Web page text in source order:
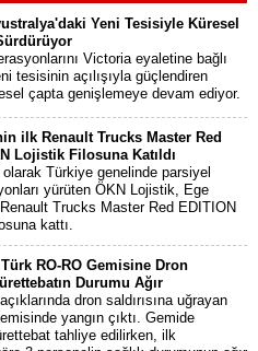
Yeni Tesisiyle Küresel
Victoria eyaletine bağlı
tesisinin açılışıyla güçlendiren
çapta genişlemeye devam ediyor.
ilk Renault Trucks Master Red
Lojistik Filosuna Katıldı
Türkiye genelinde parsiyel
yürüten ÖKN Lojistik, Ege
Trucks Master Red EDITION
kattı.
RO-RO Gemisine Dron
Durumu Ağır
dron saldırısına uğrayan
yangın çıktı. Gemide
tahliye edilirken, ilk